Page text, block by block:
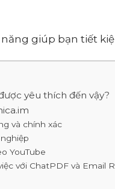
yêu thích đến vậy?
và chính xác
YouTube
với ChatPDF và Email